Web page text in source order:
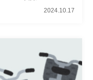
2024.10.17